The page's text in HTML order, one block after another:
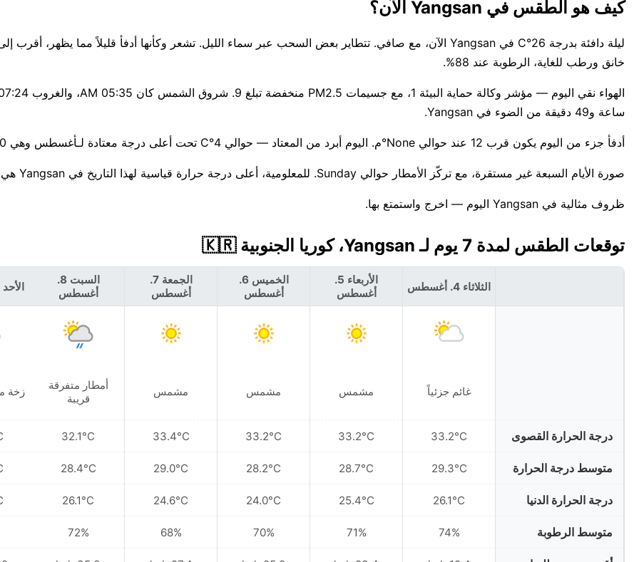
كيف هو الطقس في Yangsan الآن؟
خانق ورطب للغاية، الرطوبة عند 88%.
ساعة و49 دقيقة من الضوء في Yangsan.
أدفأ جزء من اليوم يكون قرب 12 عند حوالي None°م. اليوم أبرد من المعتاد — حوالي 4°C تحت أعلى درجة معتادة لـأغسطس وهي 30°C.
صورة الأيام السبعة غير مستقرة، مع تركّز الأمطار حوالي Sunday. للمعلومية، أعلى درجة حرارة قياسية لهذا التاريخ في Yangsan هي 35°C.
ظروف مثالية في Yangsan اليوم — اخرج واستمتع بها.
توقعات الطقس لمدة 7 يوم لـ Yangsan، كوريا الجنوبية 🇰🇷
درجة الحرارة القصوى
متوسط درجة الحرارة
درجة الحرارة الدنيا
متوسط الرطوبة
الثلاثاء 4. أغسطس
غائم جزئياً
33.2°C
29.3°C
26.1°C
74%
الأربعاء 5.
أغسطس
مشمس
33.2°C
28.7°C
25.4°C
71%
الخميس 6.
أغسطس
مشمس
33.2°C
28.2°C
24.0°C
70%
الجمعة 7.
أغسطس
مشمس
33.4°C
29.0°C
24.6°C
68%
السبت 8.
أغسطس
أمطار متفرقة
قريبة
32.1°C
28.4°C
26.1°C
72%
الأحد 9. أغسطس
زخة